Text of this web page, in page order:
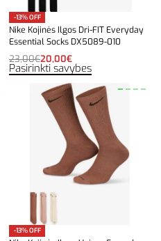
-13% OFF
Nike Kojinės Ilgos Dri-FIT Everyday
Essential Socks DX5089-010
23,00€20,00€
Pasirinkti savybes
-13% OFF